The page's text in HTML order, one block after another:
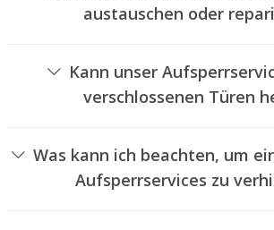
austauschen oder
Türschlössern an.
Kann unser Aufsperrservice auch bei
verschlossenen Türen
aufsperren. Dies kann jedoch
erfolgen, ohne das Schloss
Ihnen jedoch einen neuen
Was kann ich beachten, um einen Einsatz des